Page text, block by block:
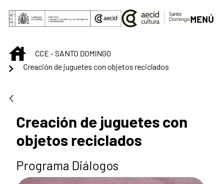
Saut au contenu principal
MENÚ
INICIOCCE - SANTO DOMINGO
Creación de juguetes con objetos reciclados
Creación de juguetes con
objetos reciclados
Programa Diálogos